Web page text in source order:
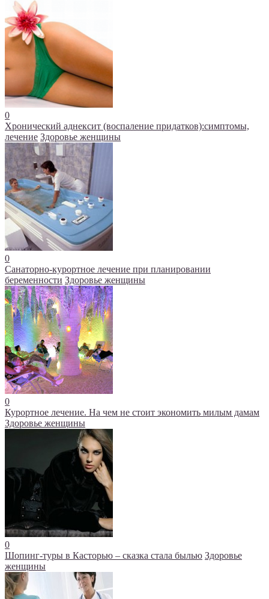
0
Хронический аднексит (воспаление придатков):симптомы,
лечение Здоровье женщины
0
Санаторно-курортное лечение при планировании
беременности Здоровье женщины
0
Курортное лечение. На чем не стоит экономить милым дамам
Здоровье женщины
0
Шопинг-туры в Касторью – сказка стала былью Здоровье
женщины